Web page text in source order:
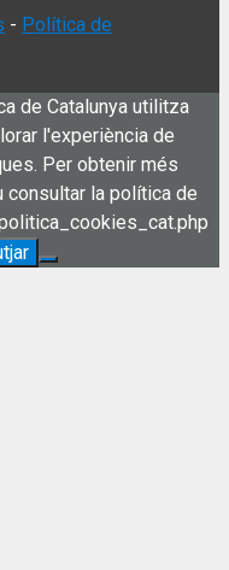
- Política de
de Catalunya utilitza
l'experiència de
Per obtenir més
la política de